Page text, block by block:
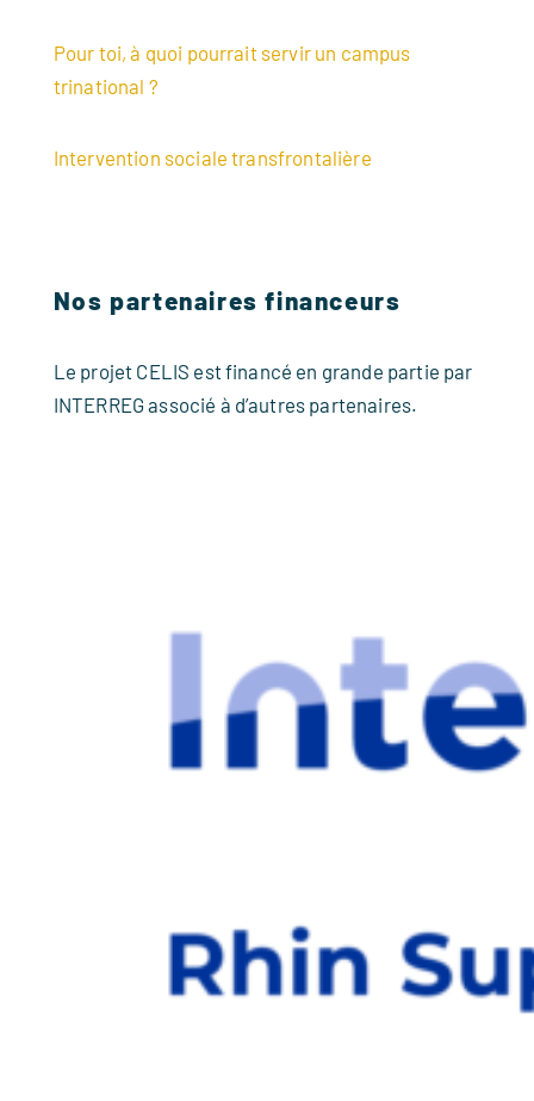
Pour toi, à quoi pourrait servir un campus
trinational ?
Intervention sociale transfrontalière
Nos partenaires financeurs
Le projet CELIS est financé en grande partie par
INTERREG associé à d’autres partenaires.